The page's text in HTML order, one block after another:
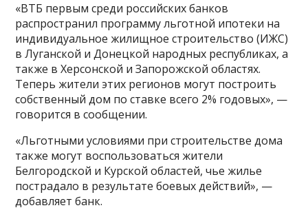
«ВТБ первым среди российских банков
распространил программу льготной ипотеки на
индивидуальное жилищное строительство (ИЖС)
в Луганской и Донецкой народных республиках, а
также в Херсонской и Запорожской областях.
Теперь жители этих регионов могут построить
собственный дом по ставке всего 2% годовых», —
говорится в сообщении.
«Льготными условиями при строительстве дома
также могут воспользоваться жители
Белгородской и Курской областей, чье жилье
пострадало в результате боевых действий», —
добавляет банк.